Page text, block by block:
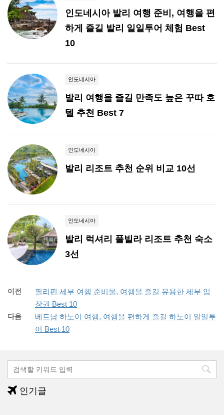
인도네시아 발리 여행 준비, 여행을 편
하게 즐길 발리 일일투어 체험 Best
10
인도네시아
발리 여행을 즐길 만족도 높은 꾸따 호
텔 추천 Best 7
인도네시아
발리 리조트 추천 순위 비교 10선
인도네시아
발리 럭셔리 풀빌라 리조트 추천 숙소
3선
이전
필리핀 세부 여행 준비물, 여행을 즐길 유용한 세부 입
장권 Best 10
다음
베트남 하노이 여행, 여행을 편하게 즐길 하노이 일일투
어 Best 10
인기글